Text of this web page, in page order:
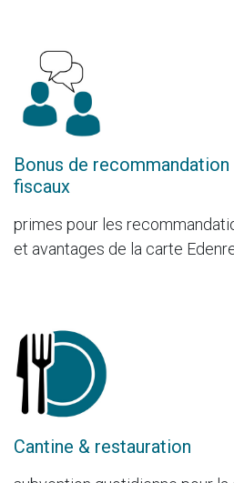
Bonus de
fiscaux
primes pour les
et avantages de la carte
Cantine & restauration